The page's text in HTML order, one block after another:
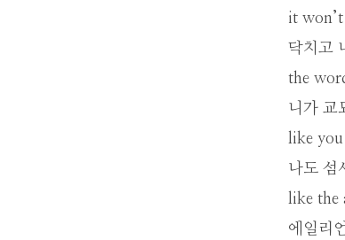
it
닥치고
the
니가 교
like
나도 섬
like
에일리